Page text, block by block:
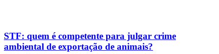
STF: quem é competente para julgar crime
ambiental de exportação de animais?